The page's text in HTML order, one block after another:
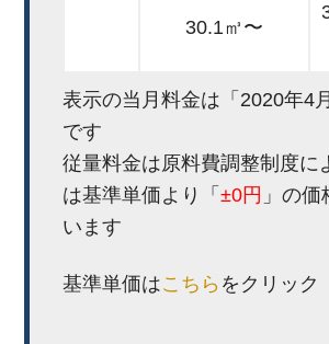
30.1㎥〜
表示の当月料金は「2020年4
です
従量料金は原料費調整制度に
は基準単価より「±0円 」の
います
基準単価はこちら をクリック